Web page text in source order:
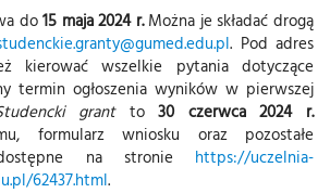
do15 maja 2024 r.Można je składać drogą
. Pod adres
kierować wszelkie pytania dotyczące
termin ogłoszenia wyników w pierwszej
grantto30 czerwca 2024 r.
formularz wniosku oraz pozostałe
na stronie https://uczelnia-
62437.html.